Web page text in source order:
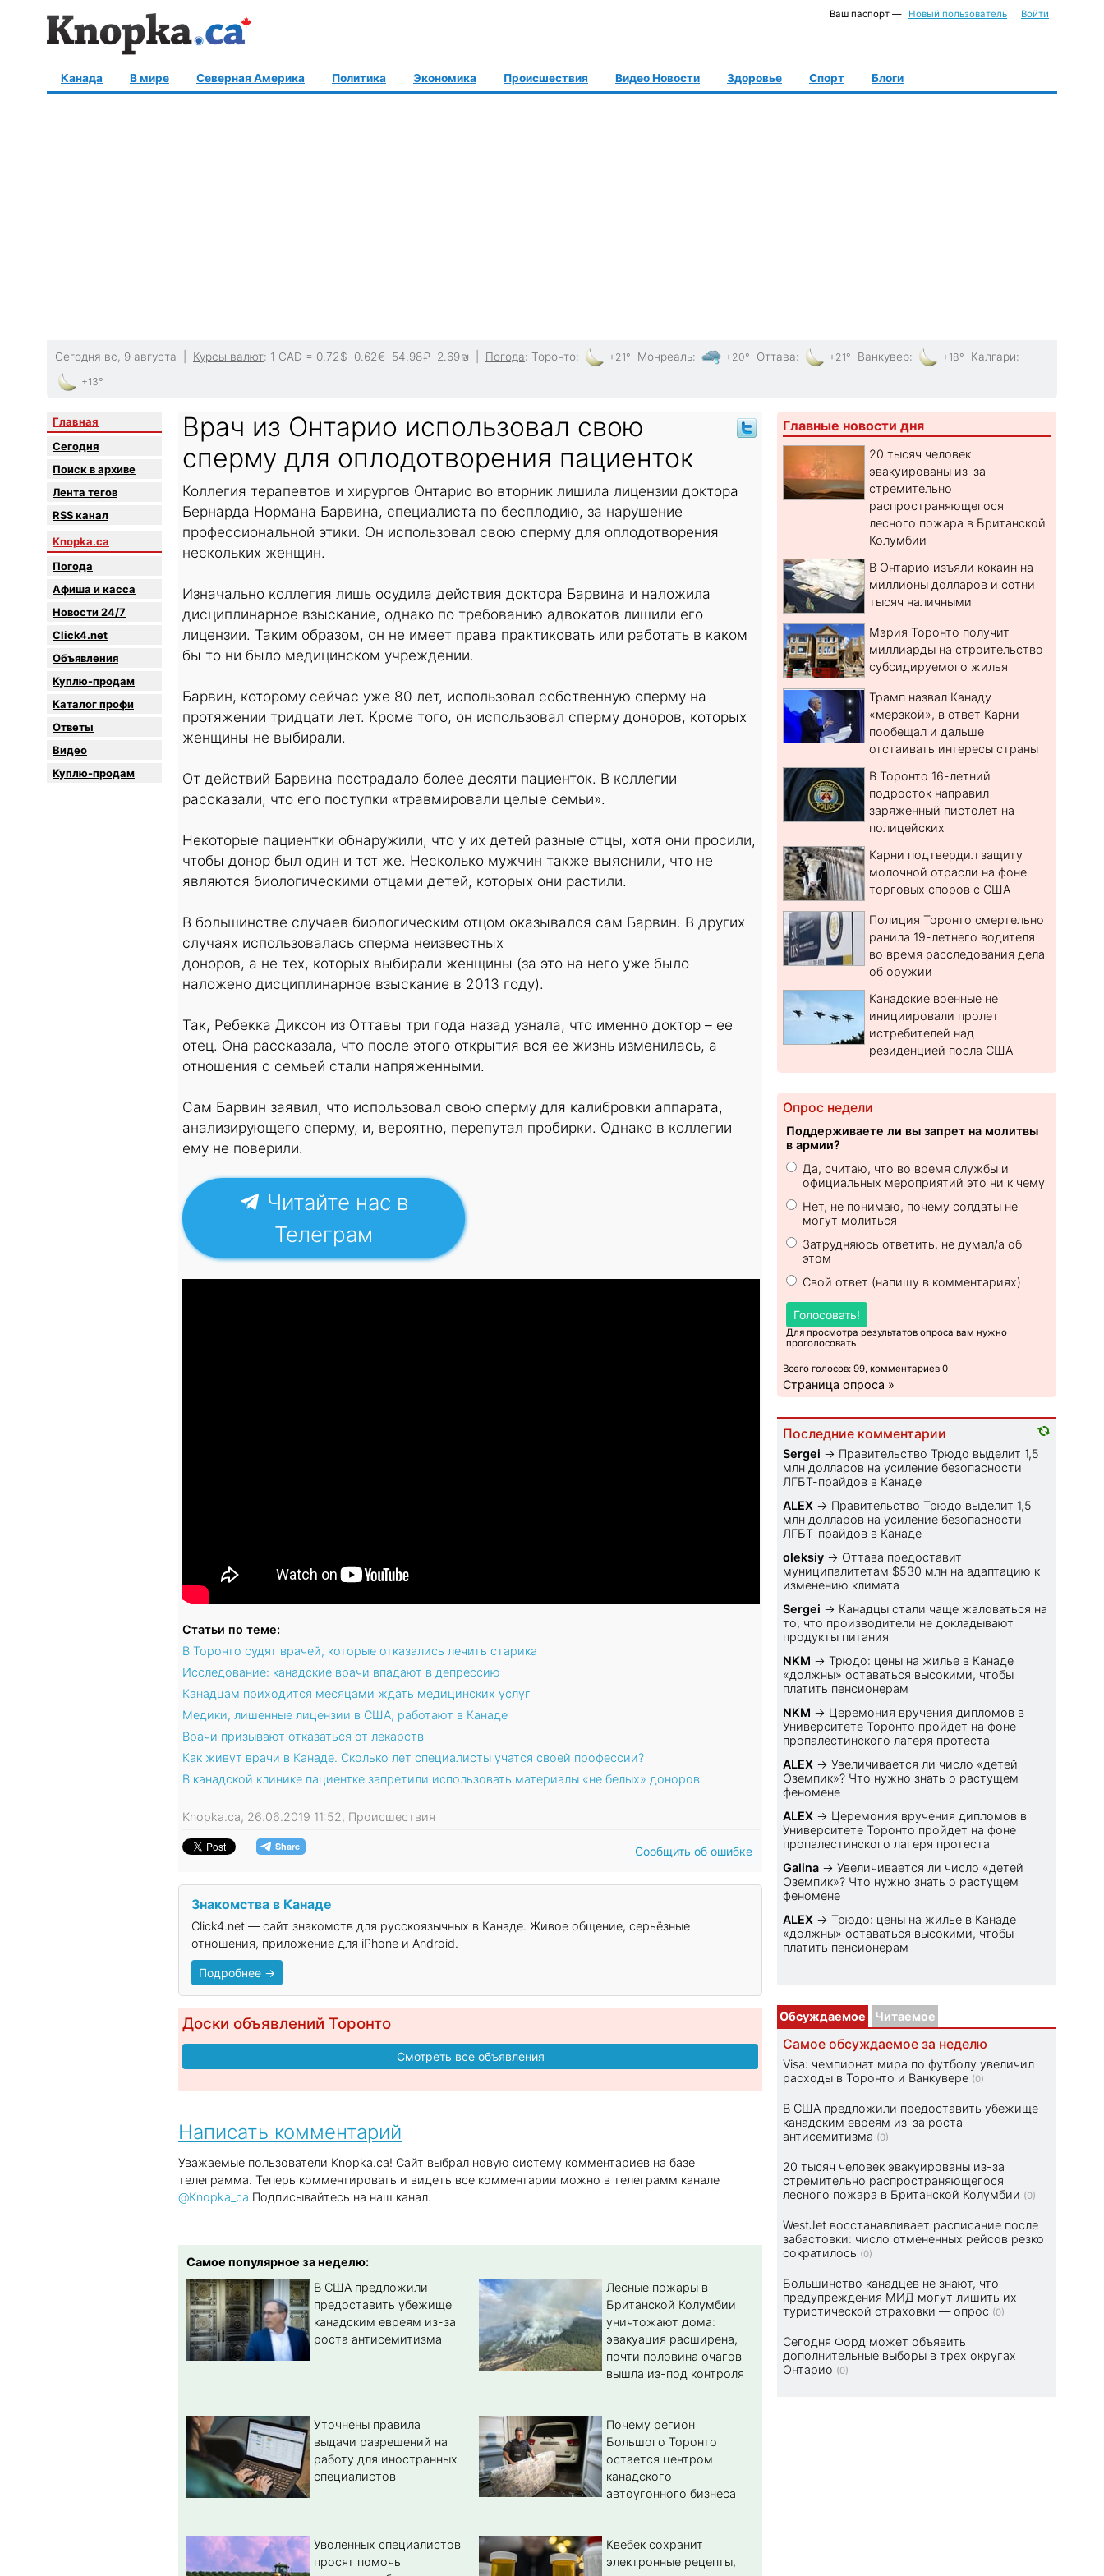
Ваш паспорт — Новый пользователь Войти
Канада В мире Северная Америка Политика Экономика Происшествия Видео Новости Здоровье Спорт Блоги
Сегодня вс, 9 августа | Курсы валют: 1 CAD = 0.72$ 0.62€ 54.98₽ 2.69₪ Погода: Торонто: +21° Монреаль: +20° Оттава: +21° Ванкувер: +18° Калгари:
+13°
Главная
Сегодня
Поиск в архиве
Лента тегов
RSS канал
Knopka.ca
Погода
Афиша и касса
Новости 24/7
Click4.net
Объявления
Куплю-продам
Каталог профи
Oтветы
Видео
Куплю-продам
Врач из Онтарио использовал свою
сперму для оплодотворения пациенток
Коллегия терапевтов и хирургов Онтарио во вторник лишила лицензии доктора
Бернарда Нормана Барвина, специалиста по бесплодию, за нарушение
профессиональной этики. Он использовал свою сперму для оплодотворения
нескольких женщин.
Изначально коллегия лишь осудила действия доктора Барвина и наложила
дисциплинарное взыскание, однако по требованию адвокатов лишили его
лицензии. Таким образом, он не имеет права практиковать или работать в каком
бы то ни было медицинском учреждении.
Барвин, которому сейчас уже 80 лет, использовал собственную сперму на
протяжении тридцати лет. Кроме того, он использовал сперму доноров, которых
женщины не выбирали.
От действий Барвина пострадало более десяти пациенток. В коллегии
рассказали, что его поступки «травмировали целые семьи».
Некоторые пациентки обнаружили, что у их детей разные отцы, хотя они просили,
чтобы донор был один и тот же. Несколько мужчин также выяснили, что не
являются биологическими отцами детей, которых они растили.
В большинстве случаев биологическим отцом оказывался сам Барвин. В других
случаях использовалась сперма неизвестных
доноров, а не тех, которых выбирали женщины (за это на него уже было
наложено дисциплинарное взыскание в 2013 году).
Так, Ребекка Диксон из Оттавы три года назад узнала, что именно доктор – ее
отец. Она рассказала, что после этого открытия вся ее жизнь изменилась, а
отношения с семьей стали напряженными.
Сам Барвин заявил, что использовал свою сперму для калибровки аппарата,
анализирующего сперму, и, вероятно, перепутал пробирки. Однако в коллегии
ему не поверили.
Читайте нас в
Телеграм
Статьи по теме:
В Торонто судят врачей, которые отказались лечить старика
Исследование: канадские врачи впадают в депрессию
Канадцам приходится месяцами ждать медицинских услуг
Медики, лишенные лицензии в США, работают в Канаде
Врачи призывают отказаться от лекарств
Как живут врачи в Канаде. Сколько лет специалисты учатся своей профессии?
В канадской клинике пациентке запретили использовать материалы «не белых» доноров
Knopka.ca, 26.06.2019 11:52, Происшествия
Сообщить об ошибке
Знакомства в Канаде
Click4.net — сайт знакомств для русскоязычных в Канаде. Живое общение, серьёзные
отношения, приложение для iPhone и Android.
Подробнее →
Доски объявлений Торонто
Смотреть все объявления
Написать комментарий
Уважаемые пользователи Knopka.ca! Сайт выбрал новую систему комментариев на базе
телеграмма. Теперь комментировать и видеть все комментарии можно в телеграмм канале
@Knopka_ca Подписывайтесь на наш канал.
Самое популярное за неделю:
В США предложили
предоставить убежище
канадским евреям из-за
роста антисемитизма
Лесные пожары в
Британской Колумбии
уничтожают дома:
эвакуация расширена,
почти половина очагов
вышла из-под контроля
Уточнены правила
выдачи разрешений на
работу для иностранных
специалистов
Почему регион
Большого Торонто
остается центром
канадского
автоугонного бизнеса
Уволенных специалистов
просят помочь
Квебек сохранит
электронные рецепты,
Главные новости дня
20 тысяч человек
эвакуированы из-за
стремительно
распространяющегося
лесного пожара в Британской
Колумбии
В Онтарио изъяли кокаин на
миллионы долларов и сотни
тысяч наличными
Мэрия Торонто получит
миллиарды на строительство
субсидируемого жилья
Трамп назвал Канаду
«мерзкой», в ответ Карни
пообещал и дальше
отстаивать интересы страны
В Торонто 16-летний
подросток направил
заряженный пистолет на
полицейских
Карни подтвердил защиту
молочной отрасли на фоне
торговых споров с США
Полиция Торонто смертельно
ранила 19-летнего водителя
во время расследования дела
об оружии
Канадские военные не
инициировали пролет
истребителей над
резиденцией посла США
Опрос недели
Поддерживаете ли вы запрет на молитвы
в армии?
Да, считаю, что во время службы и
официальных мероприятий это ни к чему
Нет, не понимаю, почему солдаты не
могут молиться
Затрудняюсь ответить, не думал/а об
этом
Свой ответ (напишу в комментариях)
Голосовать!
Для просмотра результатов опроса вам нужно
проголосовать
Всего голосов: 99, комментариев 0
Страница опроса »
Последние комментарии
Sеrgei → Правительство Трюдо выделит 1,5
млн долларов на усиление безопасности
ЛГБТ-прайдов в Канаде
ALEX → Правительство Трюдо выделит 1,5
млн долларов на усиление безопасности
ЛГБТ-прайдов в Канаде
oleksiy → Оттава предоставит
муниципалитетам $530 млн на адаптацию к
изменению климата
Sеrgei → Канадцы стали чаще жаловаться на
то, что производители не докладывают
продукты питания
NKM →Трюдо: цены на жилье в Канаде
«должны» оставаться высокими, чтобы
платить пенсионерам
NKM → Церемония вручения дипломов в
Университете Торонто пройдет на фоне
пропалестинского лагеря протеста
ALEX →Увеличивается ли число «детей
Оземпик»? Что нужно знать о растущем
феномене
ALEX → Церемония вручения дипломов в
Университете Торонто пройдет на фоне
пропалестинского лагеря протеста
Galina →Увеличивается ли число «детей
Оземпик»? Что нужно знать о растущем
феномене
ALEX →Трюдо: цены на жилье в Канаде
«должны» оставаться высокими, чтобы
платить пенсионерам
Обсуждаемое Читаемое
Самое обсуждаемое за неделю
Visa: чемпионат мира по футболу увеличил
расходы в Торонто и Ванкувере (0)
В США предложили предоставить убежище
канадским евреям из-за роста
антисемитизма (0)
20 тысяч человек эвакуированы из-за
стремительно распространяющегося
лесного пожара в Британской Колумбии (0)
WestJet восстанавливает расписание после
забастовки: число отмененных рейсов резко
сократилось (0)
Большинство канадцев не знают, что
предупреждения МИД могут лишить их
туристической страховки — опрос (0)
Сегодня Форд может объявить
дополнительные выборы в трех округах
Онтарио (0)